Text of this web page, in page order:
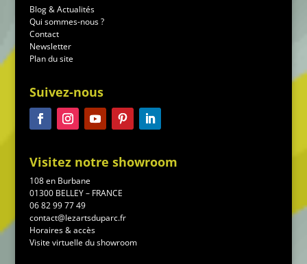
Blog & Actualités
Qui sommes-nous ?
Contact
Newsletter
Plan du site
Suivez-nous
Visitez notre showroom
108 en Burbane
01300 BELLEY – FRANCE
06 82 99 77 49
contact@lezartsduparc.fr
Horaires & accès
Visite virtuelle du showroom